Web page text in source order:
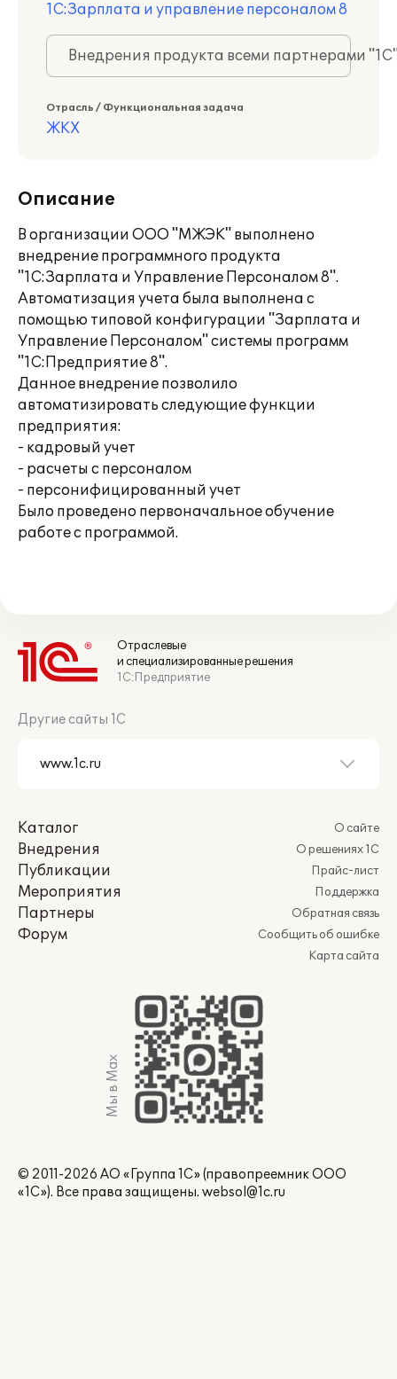
1С:Зарплата и управление персоналом 8
Внедрения продукта всеми партнерами
Отрасль / Функциональная задача
ЖКХ
Описание
В организации ООО "МЖЭК" выполнено
внедрение программного продукта
"1С:Зарплата и Управление Персоналом 8".
Автоматизация учета была выполнена с
помощью типовой конфигурации "Зарплата и
Управление Персоналом" системы программ
"1С:Предприятие 8".
Данное внедрение позволило
автоматизировать следующие функции
предприятия:
- кадровый учет
- расчеты с персоналом
- персонифицированный учет
Было проведено первоначальное обучение
работе с программой.
Отраслевые
и специализированные решения
1С:Предприятие
Другие сайты 1С
Каталог
Внедрения
Публикации
Мероприятия
Партнеры
Форум
О сайте
О решениях 1С
Прайс-лист
Поддержка
Обратная связь
Сообщить об ошибке
Карта сайта
Мы в Max
© 2011-2026 АО «Группа 1С» (правопреемник ООО
«1С»). Все права защищены. websol@1c.ru